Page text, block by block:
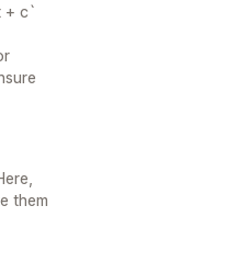
+ c`
them